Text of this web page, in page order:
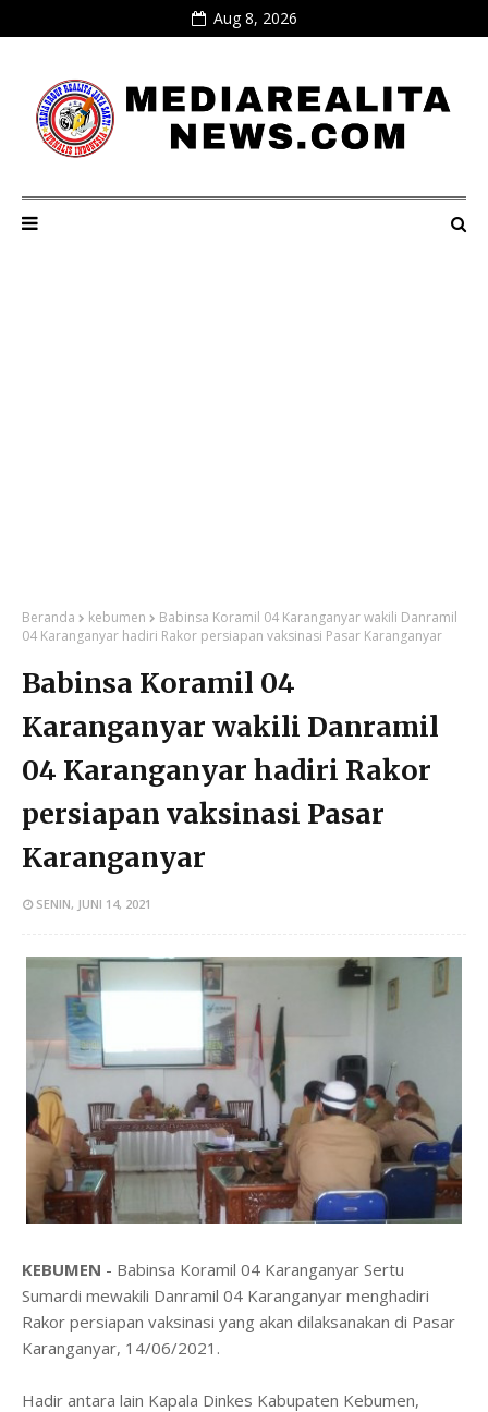
Aug 8, 2026
Beranda kebumen
Babinsa Koramil 04 Karanganyar wakili Danramil
04 Karanganyar hadiri Rakor persiapan vaksinasi Pasar Karanganyar
Babinsa Koramil 04
Karanganyar wakili Danramil
04 Karanganyar hadiri Rakor
persiapan vaksinasi Pasar
Karanganyar
SENIN, JUNI 14, 2021
KEBUMEN - Babinsa Koramil 04 Karanganyar Sertu
Sumardi mewakili Danramil 04 Karanganyar menghadiri
Rakor persiapan vaksinasi yang akan dilaksanakan di Pasar
Karanganyar, 14/06/2021.
Hadir antara lain Kapala Dinkes Kabupaten Kebumen,